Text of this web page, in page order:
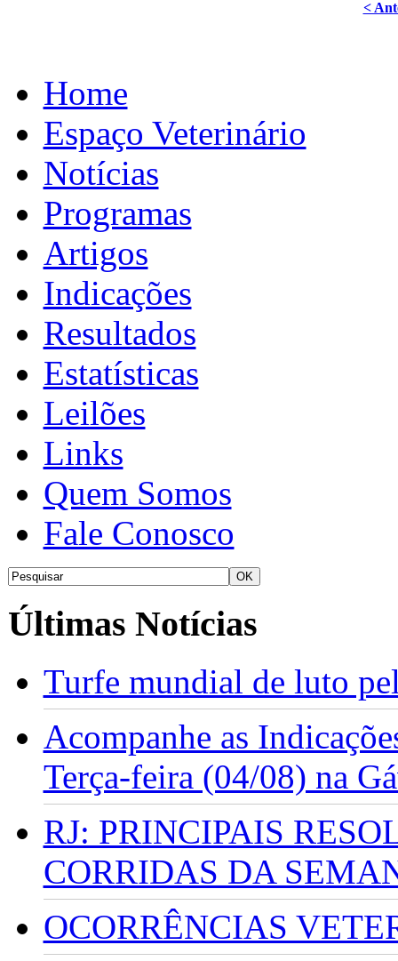
<
Home
Espaço Veterinário
Notícias
Programas
Artigos
Indicações
Resultados
Estatísticas
Leilões
Links
Quem Somos
Fale Conosco
Últimas Notícias
Turfe mundial de luto
Acompanhe as
Terça-feira (04/08) na
RJ: PRINCIPAIS
CORRIDAS DA
OCORRÊNCIAS